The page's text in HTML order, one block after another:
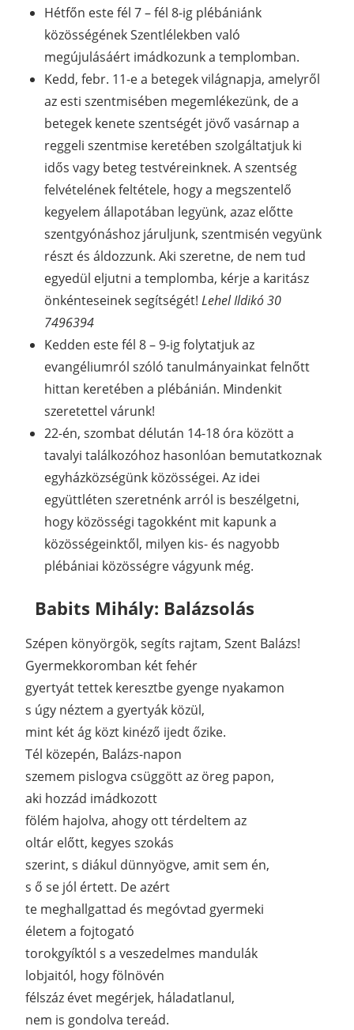
Hétfőn este fél 7 – fél 8-ig plébániánk
közösségének Szentlélekben való
megújulásáért imádkozunk a templomban.
Kedd, febr. 11-e a betegek világnapja, amelyről
az esti szentmisében megemlékezünk, de a
betegek kenete szentségét jövő vasárnap a
reggeli szentmise keretében szolgáltatjuk ki
idős vagy beteg testvéreinknek. A szentség
felvételének feltétele, hogy a megszentelő
kegyelem állapotában legyünk, azaz előtte
szentgyónáshoz járuljunk, szentmisén vegyünk
részt és áldozzunk. Aki szeretne, de nem tud
egyedül eljutni a templomba, kérje a karitász
önkénteseinek segítségét! Lehel Ildikó 30
7496394
Kedden este fél 8 – 9-ig folytatjuk az
evangéliumról szóló tanulmányainkat felnőtt
hittan keretében a plébánián. Mindenkit
szeretettel várunk!
22-én, szombat délután 14-18 óra között a
tavalyi találkozóhoz hasonlóan bemutatkoznak
egyházközségünk közösségei. Az idei
együttléten szeretnénk arról is beszélgetni,
hogy közösségi tagokként mit kapunk a
közösségeinktől, milyen kis- és nagyobb
plébániai közösségre vágyunk még.
Babits Mihály: Balázsolás
Szépen könyörgök, segíts rajtam, Szent Balázs!
Gyermekkoromban két fehér
gyertyát tettek keresztbe gyenge nyakamon
s úgy néztem a gyertyák közül,
mint két ág közt kinéző ijedt őzike.
Tél közepén, Balázs-napon
szemem pislogva csüggött az öreg papon,
aki hozzád imádkozott
fölém hajolva, ahogy ott térdeltem az
oltár előtt, kegyes szokás
szerint, s diákul dünnyögve, amit sem én,
s ő se jól értett. De azért
te meghallgattad és megóvtad gyermeki
életem a fojtogató
torokgyíktól s a veszedelmes mandulák
lobjaitól, hogy fölnövén
félszáz évet megérjek, háladatlanul,
nem is gondolva tereád.